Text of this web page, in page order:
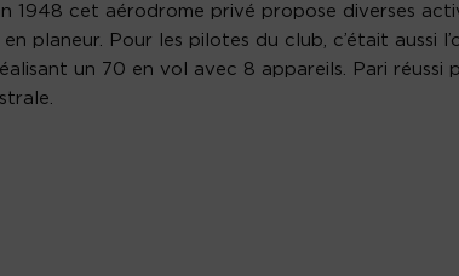
1948 cet aérodrome privé propose diverses
planeur. Pour les pilotes du club, c’était aussi
un 70 en vol avec 8 appareils. Pari réussi